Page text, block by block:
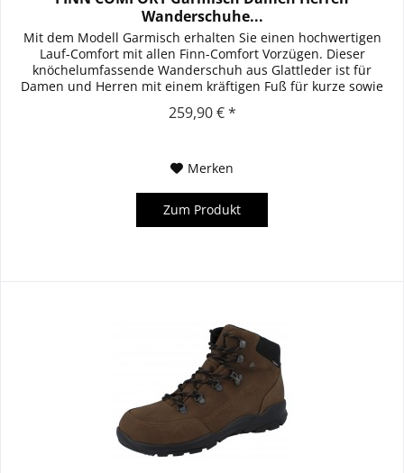
Wanderschuhe...
Mit dem Modell Garmisch erhalten Sie einen hochwertigen
Lauf-Comfort mit allen Finn-Comfort Vorzügen. Dieser
knöchelumfassende Wanderschuh aus Glattleder ist für
Damen und Herren mit einem kräftigen Fuß für kurze sowie
259,90 € *
Merken
Zum Produkt